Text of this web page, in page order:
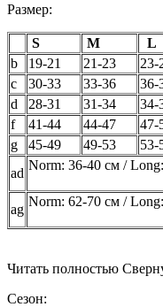
Размер:
S M
b
19-21 21-23 23-
с
30-33 33-36 36-
d
28-31 31-34 34-
f
41-44 44-47 47-
g
45-49 49-53 53-
ad
Norm: 36-40 см /
ag
Norm: 62-70 см /
Читать полностью
Сезон: